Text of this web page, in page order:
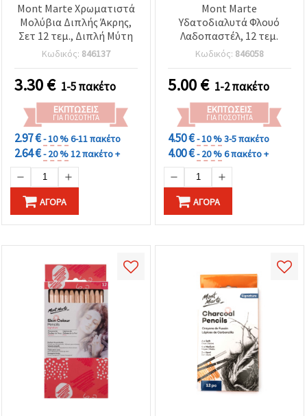
Mont Marte Χρωματιστά
Μολύβια Διπλής Άκρης,
Σετ 12 τεμ., Διπλή Μύτη
Κωδικός: 846137
3.30€ 1-5 πακέτο
ΕΚΠΤΏΣΕΙΣ
ΓΙΑ ΠΟΣΌΤΗΤΑ
2.97 €- 10 %6-11 πακέτο
2.64 €- 20 %12 πακέτο +
ΑΓΟΡΆ
Mont Marte
Υδατοδιαλυτά Φλουό
Λαδοπαστέλ, 12 τεμ.
Κωδικός: 846058
5.00€ 1-2 πακέτο
ΕΚΠΤΏΣΕΙΣ
ΓΙΑ ΠΟΣΌΤΗΤΑ
4.50 €- 10 %3-5 πακέτο
4.00 €- 20 %6 πακέτο +
ΑΓΟΡΆ